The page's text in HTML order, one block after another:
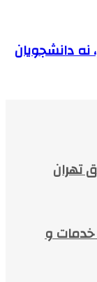
نه دانشجویان
تهران
خدمات و